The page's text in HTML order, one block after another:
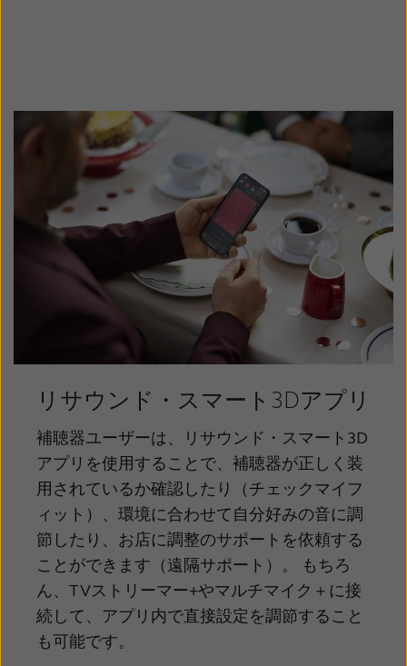
Kazakhstan Korea
Latinoamérica Netherlands
New Zealand Norge
Schweiz Suisse
Suomi Sverige
Türkçe United Kingdom
United States Österreich
عربي 日本
リサウンド・スマート3Dアプリ
補聴器ユーザーは、リサウンド・スマート3D
アプリを使用することで、補聴器が正しく装
用されているか確認したり（チェックマイフ
ィット）、環境に合わせて自分好みの音に調
節したり、お店に調整のサポートを依頼する
ことができます（遠隔サポート）。 もちろ
ん、TVストリーマー+やマルチマイク＋に接
続して、アプリ内で直接設定を調節すること
も可能です。